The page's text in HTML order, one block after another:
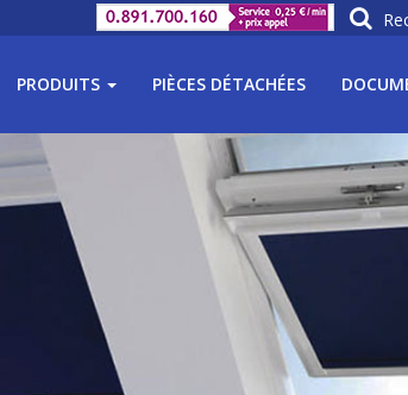
PRODUITS PIÈCES DÉTACHÉES